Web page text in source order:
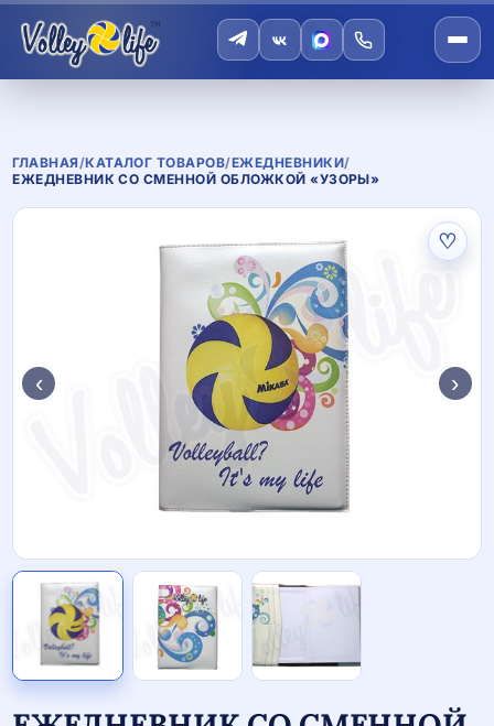
ГЛАВНАЯ/КАТАЛОГ ТОВАРОВ/ЕЖЕДНЕВНИКИ/
ЕЖЕДНЕВНИК СО СМЕННОЙ ОБЛОЖКОЙ «УЗОРЫ»
♡
‹ ›